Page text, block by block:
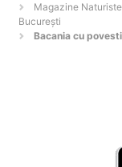
Magazine
Bucureşti
Bacania cu povesti